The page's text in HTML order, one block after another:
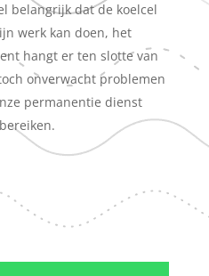
belangrijk dat de koelcel
werk kan doen, het
hangt er ten slotte van
onverwacht problemen
permanentie dienst